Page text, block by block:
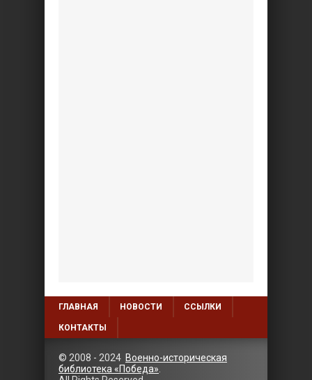
ГЛАВНАЯ НОВОСТИ ССЫЛКИ
КОНТАКТЫ
© 2008 - 2024 Военно-историческая
библиотека «Победа»